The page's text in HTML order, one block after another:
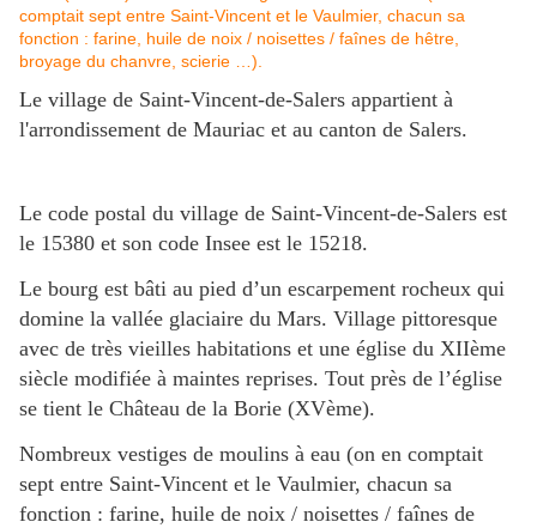
Le village de Saint-Vincent-de-Salers appartient à
l'arrondissement de Mauriac et au canton de Salers.
Le code postal du village de Saint-Vincent-de-Salers est
le 15380 et son code Insee est le 15218.
Le bourg est bâti au pied d’un escarpement rocheux qui
domine la vallée glaciaire du Mars. Village pittoresque
avec de très vieilles habitations et une église du XIIème
siècle modifiée à maintes reprises. Tout près de l’église
se tient le Château de la Borie (XVème).
Nombreux vestiges de moulins à eau (on en comptait
sept entre Saint-Vincent et le Vaulmier, chacun sa
fonction : farine, huile de noix / noisettes / faînes de